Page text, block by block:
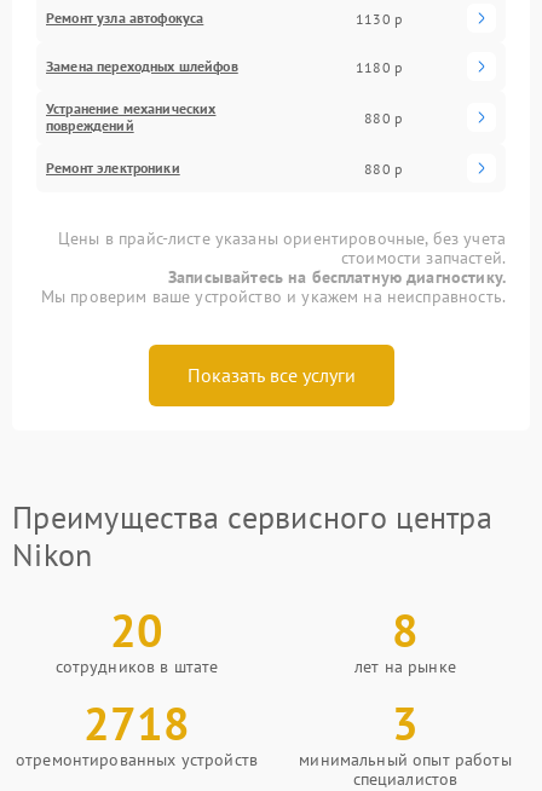
Ремонт узла автофокуса 1130 р
Замена переходных шлейфов 1180 р
Устранение механических
повреждений
880 р
Ремонт электроники 880 р
Цены в прайс-листе указаны ориентировочные, без учета
стоимости запчастей.
Записывайтесь на бесплатную диагностику.
Мы проверим ваше устройство и укажем на неисправность.
Показать все услуги
Преимущества сервисного центра
Nikon
20
сотрудников в штате
8
лет на рынке
2718
отремонтированных устройств
3
минимальный опыт работы
специалистов